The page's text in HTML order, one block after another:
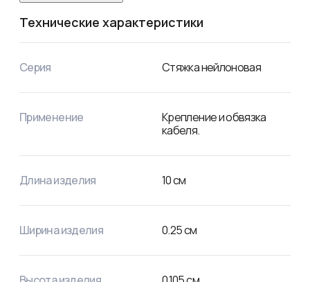
помощью специального монтажного пистолета (арт. 12-
4524, 12-4521 и 12-4541). По окончании работ излишки
длины обрезаются. Не рекомендуется перегибать
изделие более чем на 90° при монтаже или хранении.
Технические характеристики
Серия Стяжка нейлоновая
Применение
Крепление и обвязка
кабеля.
Длина изделия 10см
Ширина изделия 0.25см